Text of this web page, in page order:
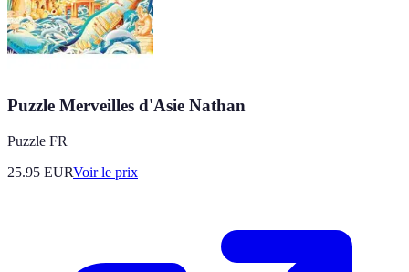
Puzzle Merveilles d'Asie Nathan
Puzzle FR
25.95 EURVoir le prix